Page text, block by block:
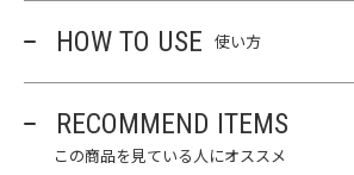
HOW TO USE 使い方
RECOMMEND ITEMS
この商品を見ている人にオススメ